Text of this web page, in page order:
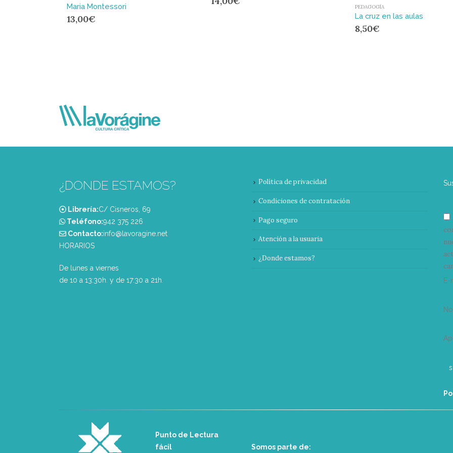
Maria Montessori
13,00€
PEDAGOGÍA
La cruz en las aulas
8,50€
¿DONDE ESTAMOS?
Librería:C/ Cisneros, 69
Teléfono:‭942 375 226‬
Contacto:info@lavoragine.net
HORARIOS
De lunes a viernes
de 10 a 13:30h. y de 17:30 a 21h.
Política de privacidad
Condiciones de contratación
Pago seguro
Atención a la usuaria
¿Donde estamos?
Punto de Lectura
fácil
Somos parte de: